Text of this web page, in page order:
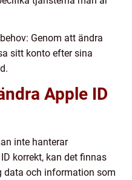
Genom att ändra
sitt konto efter sina
Apple ID
inte hanterar
korrekt, kan det finnas
data och information som